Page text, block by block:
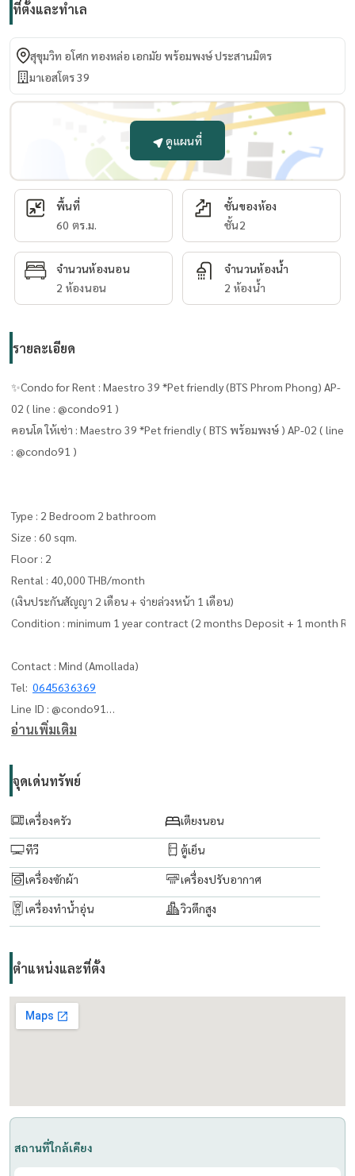
ที่ตั้งและทำเล
สุขุมวิท อโศก ทองหล่อ เอกมัย พร้อมพงษ์ ประสานมิตร
มาเอสโตร 39
ดูแผนที่
พื้นที่
60 ตร.ม.
ชั้นของห้อง
ชั้น2
จำนวนห้องนอน
2 ห้องนอน
จำนวนห้องน้ำ
2 ห้องน้ำ
รายละเอียด
✨Condo for Rent : Maestro 39 *Pet friendly (BTS Phrom Phong) AP-
02 ( line : @condo91 )
คอนโด ให้เช่า : Maestro 39 *Pet friendly ( BTS พร้อมพงษ์ ) AP-02 ( line
: @condo91 )
Type : 2 Bedroom 2 bathroom
Size : 60 sqm.
Floor : 2
Rental : 40,000 THB/month
(เงินประกันสัญญา 2 เดือน + จ่ายล่วงหน้า 1 เดือน)
Condition : minimum 1 year contract (2 months Deposit + 1 month
Contact : Mind (Amollada)
Tel: 0645636369
Line ID : @condo91
can you add line me :
Email:
amolladaphet@gmail.com
www. thelivingbkk.com (บริษัท เดอะ ลิฟวิ่งแบงค็อก จำกัด)
ที่ปรึกษาและบริการ ซื้อ-ขาย-เช่า อสังหาริมทรัพย์
อ่านเพิ่มเติม
จุดเด่นทรัพย์
เครื่องครัว เตียงนอน
ทีวี ตู้เย็น
เครื่องซักผ้า เครื่องปรับอากาศ
เครื่องทำน้ำอุ่น วิวตึกสูง
ตำแหน่งและที่ตั้ง
สถานที่ใกล้เคียง